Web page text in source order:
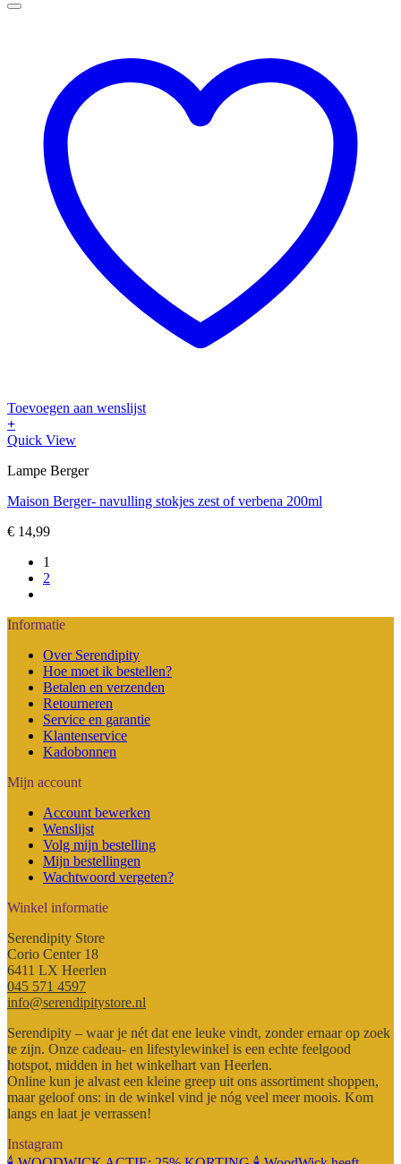
Toevoegen aan wenslijst
+
Quick View
Lampe Berger
Maison Berger- navulling stokjes zest of verbena 200ml
€ 14,99
1
2
Informatie
Over Serendipity
Hoe moet ik bestellen?
Betalen en verzenden
Retourneren
Service en garantie
Klantenservice
Kadobonnen
Mijn account
Account bewerken
Wenslijst
Volg mijn bestelling
Mijn bestellingen
Wachtwoord vergeten?
Winkel informatie
Serendipity Store
Corio Center 18
6411 LX Heerlen
045 571 4597
info@serendipitystore.nl
Serendipity – waar je nét dat ene leuke vindt, zonder ernaar op zoek
te zijn. Onze cadeau- en lifestylewinkel is een echte feelgood
hotspot, midden in het winkelhart van Heerlen.
Online kun je alvast een kleine greep uit ons assortiment shoppen,
maar geloof ons: in de winkel vind je nóg veel meer moois. Kom
langs en laat je verrassen!
Instagram